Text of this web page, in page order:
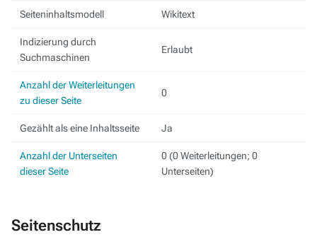
Seiteninhaltsmodell Wikitext
Indizierung durch
Suchmaschinen
Erlaubt
Anzahl der Weiterleitungen
zu dieser Seite
0
Gezählt als eine Inhaltsseite Ja
Anzahl der Unterseiten
dieser Seite
0 (0 Weiterleitungen; 0
Unterseiten)
Seitenschutz